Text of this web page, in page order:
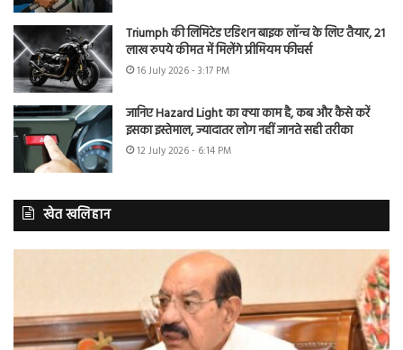
Triumph की लिमिटेड एडिशन बाइक लॉन्च के लिए तैयार, 21
लाख रुपये कीमत में मिलेंगे प्रीमियम फीचर्स
16 July 2026 - 3:17 PM
जानिए Hazard Light का क्या काम है, कब और कैसे करें
इसका इस्तेमाल, ज्यादातर लोग नहीं जानते सही तरीका
12 July 2026 - 6:14 PM
खेत खलिहान